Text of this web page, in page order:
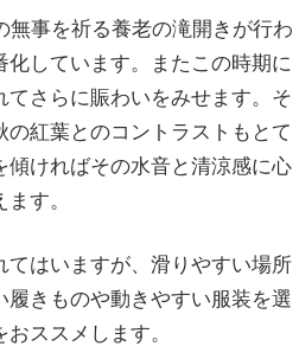
無事を祈る養老の滝開きが行わ
しています。またこの時期に
てさらに賑わいをみせます。そ
紅葉とのコントラストもとて
傾ければその水音と清涼感に心
す。
てはいますが、滑りやすい場所
履きものや動きやすい服装を選
ススメします。